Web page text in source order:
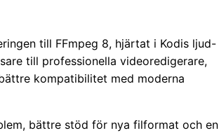
till FFmpeg 8, hjärtat i Kodis ljud-
till professionella videoredigerare,
kompatibilitet med moderna
bättre stöd för nya filformat och en